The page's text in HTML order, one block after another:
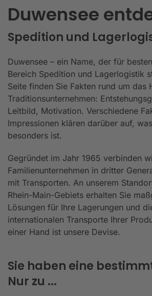
Duwensee
Spedition und
Duwensee – ein Name, der für
Bereich Spedition und Lagerlogistik
Seite finden Sie Fakten rund um das
Traditionsunternehmen:
Leitbild, Motivation. Verschiedene
Impressionen klären darüber auf,
besonders ist.
Gegründet im Jahr 1965 verbinden
Familienunternehmen in dritter
mit Transporten. An unserem
Rhein-Main-Gebiets erhalten Sie
Lösungen für Ihre Lagerungen und
internationalen Transporte Ihrer
einer Hand ist unsere Devise.
Sie haben eine
Nur zu ...